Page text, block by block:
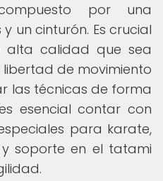
por una
un cinturón. Es crucial
alta calidad que sea
de movimiento
las técnicas de forma
esencial contar con
para karate,
soporte en el tatami